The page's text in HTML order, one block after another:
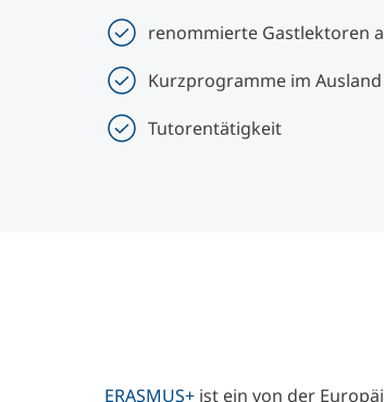
renommierte Gastlektoren
Kurzprogramme im Ausland
Tutorentätigkeit
ERASMUS+ ist ein von der